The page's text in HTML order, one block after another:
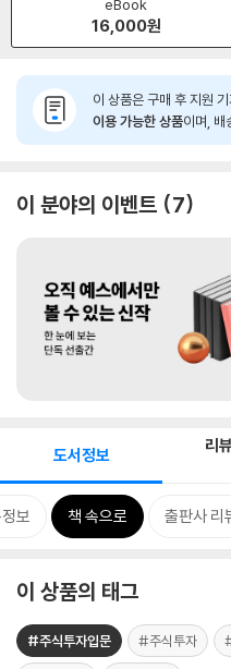
eBook
16,000원
이 상품은 구매 후 지원 기
이용 가능한 상품이며, 배
이 분야의 이벤트 7
도서정보 리
보 책 속으로 출판사 리
이 상품의 태그
#주식투자입문 #주식투자